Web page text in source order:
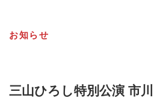
お知らせ
三山ひろし特別公演 市